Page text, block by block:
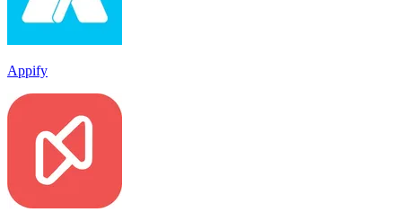
Appify